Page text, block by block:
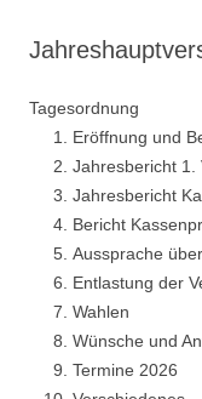
Tagesordnung
Eröffnung und
Jahresbericht 1.
Jahresbericht
Bericht
Aussprache
Entlastung der
Wahlen
Wünsche und
Termine 2026